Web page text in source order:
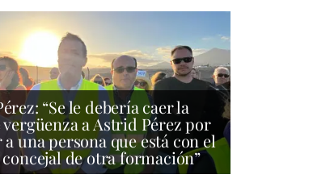
“Se le debería caer la
vergüenza a Astrid Pérez por
una persona que está con el
de otra formación”